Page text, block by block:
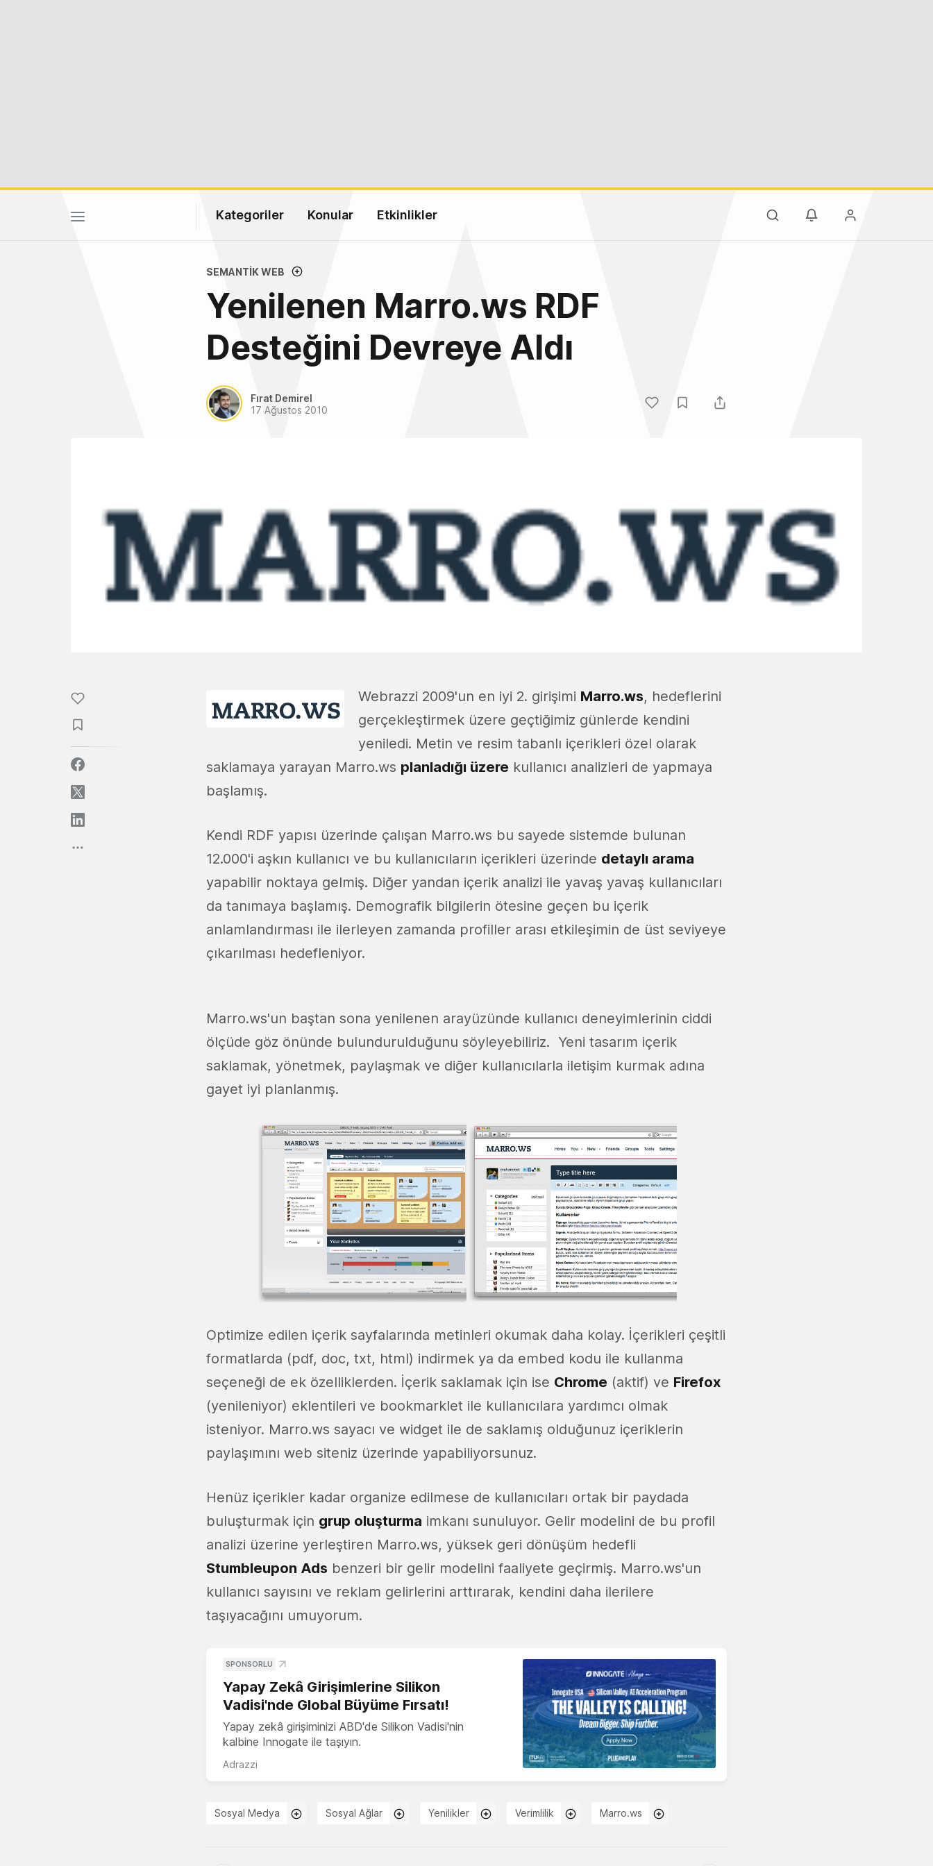
Kategoriler Konular Etkinlikler
SEMANTIK WEB
Yenilenen Marro.ws RDF
Desteğini Devreye Aldı
Fırat Demirel
17 Ağustos 2010
Webrazzi 2009'un en iyi 2. girişimi Marro.ws, hedeflerini
gerçekleştirmek üzere geçtiğimiz günlerde kendini
yeniledi. Metin ve resim tabanlı içerikleri özel olarak
saklamaya yarayan Marro.ws planladığı üzere kullanıcı analizleri de yapmaya
başlamış.
Kendi RDF yapısı üzerinde çalışan Marro.ws bu sayede sistemde bulunan
12.000'i aşkın kullanıcı ve bu kullanıcıların içerikleri üzerinde detaylı arama
yapabilir noktaya gelmiş. Diğer yandan içerik analizi ile yavaş yavaş kullanıcıları
da tanımaya başlamış. Demografik bilgilerin ötesine geçen bu içerik
anlamlandırması ile ilerleyen zamanda profiller arası etkileşimin de üst seviyeye
çıkarılması hedefleniyor.
Marro.ws'un baştan sona yenilenen arayüzünde kullanıcı deneyimlerinin ciddi
ölçüde göz önünde bulundurulduğunu söyleyebiliriz. Yeni tasarım içerik
saklamak, yönetmek, paylaşmak ve diğer kullanıcılarla iletişim kurmak adına
gayet iyi planlanmış.
Optimize edilen içerik sayfalarında metinleri okumak daha kolay. İçerikleri çeşitli
formatlarda (pdf, doc, txt, html) indirmek ya da embed kodu ile kullanma
seçeneği de ek özelliklerden. İçerik saklamak için ise Chrome (aktif) ve Firefox
(yenileniyor) eklentileri ve bookmarklet ile kullanıcılara yardımcı olmak
isteniyor. Marro.ws sayacı ve widget ile de saklamış olduğunuz içeriklerin
paylaşımını web siteniz üzerinde yapabiliyorsunuz.
Henüz içerikler kadar organize edilmese de kullanıcıları ortak bir paydada
buluşturmak için grup oluşturma imkanı sunuluyor. Gelir modelini de bu profil
analizi üzerine yerleştiren Marro.ws, yüksek geri dönüşüm hedefli
Stumbleupon Ads benzeri bir gelir modelini faaliyete geçirmiş. Marro.ws'un
kullanıcı sayısını ve reklam gelirlerini arttırarak, kendini daha ilerilere
taşıyacağını umuyorum.
SPONSORLU
Yapay Zekâ Girişimlerine Silikon
Vadisi'nde Global Büyüme Fırsatı!
Yapay zekâ girişiminizi ABD'de Silikon Vadisi'nin
kalbine Innogate ile taşıyın.
Adrazzi
Sosyal Medya Sosyal Ağlar Yenilikler Verimlilik Marro.ws